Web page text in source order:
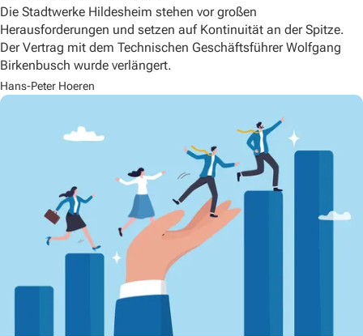
Die Stadtwerke Hildesheim stehen vor großen
Herausforderungen und setzen auf Kontinuität an der Spitze.
Der Vertrag mit dem Technischen Geschäftsführer Wolfgang
Birkenbusch wurde verlängert.
Hans-Peter Hoeren